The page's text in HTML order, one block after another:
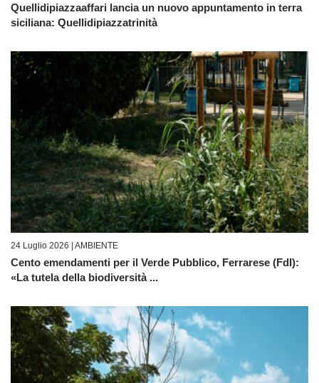
Quellidipiazzaaffari lancia un nuovo appuntamento in terra
siciliana: Quellidipiazzatrinità
24 Luglio 2026 | AMBIENTE
Cento emendamenti per il Verde Pubblico, Ferrarese (FdI):
«La tutela della biodiversità ...